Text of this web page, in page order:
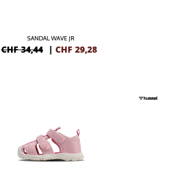
SANDAL WAVE JR
CHF 34,44 | CHF 29,28